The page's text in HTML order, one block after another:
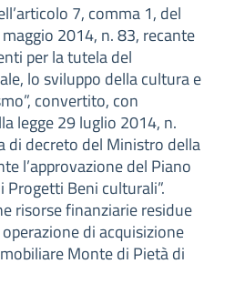
7, comma 1, del
2014, n. 83, recante
per la tutela del
lo sviluppo della cultura e
convertito, con
legge 29 luglio 2014, n.
di decreto del Ministro della
l’approvazione del Piano
Progetti Beni culturali”.
risorse finanziarie residue
di acquisizione
Monte di Pietà di